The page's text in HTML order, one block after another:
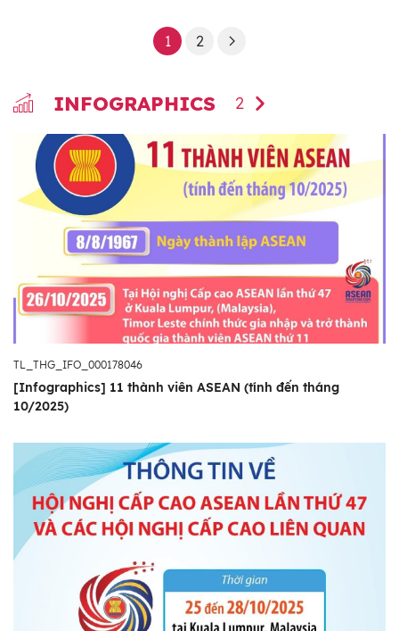
1 2
INFOGRAPHICS 2
TL_THG_IFO_000178046
[Infographics] 11 thành viên ASEAN (tính đến tháng
10/2025)